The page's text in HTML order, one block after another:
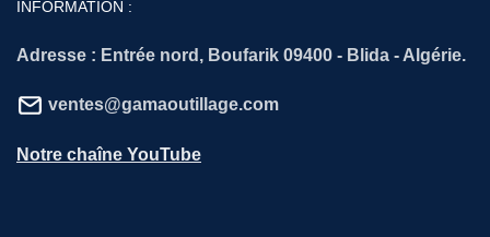
INFORMATION :
Adresse : Entrée nord, Boufarik 09400 - Blida - Algérie.
ventes@gamaoutillage.com
Notre chaîne YouTube